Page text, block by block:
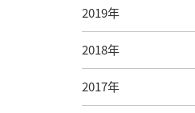
2019年
2018年
2017年